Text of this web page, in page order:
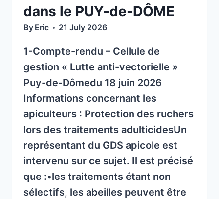
dans le PUY-de-DÔME
By Eric 21 July 2026
1-Compte-rendu – Cellule de
gestion « Lutte anti-vectorielle »
Puy-de-Dômedu 18 juin 2026
Informations concernant les
apiculteurs : Protection des ruchers
lors des traitements adulticidesUn
représentant du GDS apicole est
intervenu sur ce sujet. Il est précisé
que :•les traitements étant non
sélectifs, les abeilles peuvent être